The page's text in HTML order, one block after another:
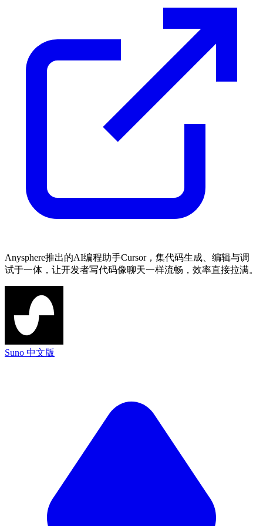
Anysphere推出的AI编程助手Cursor，集代码生成、编辑与调
试于一体，让开发者写代码像聊天一样流畅，效率直接拉满。
Suno 中文版